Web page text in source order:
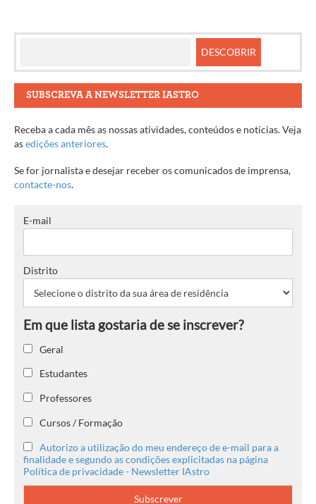
SUBSCREVA A NEWSLETTER IASTRO
Receba a cada mês as nossas atividades, conteúdos e notícias. Veja
asedições anteriores.
Se for jornalista e desejar receber os comunicados de imprensa,
contacte-nos.
E-mail
Distrito
Geral
Estudantes
Professores
Cursos / Formação
Autorizo a utilização do meu endereço de e-mail para a
finalidade e segundo as condições explicitadas na página
Política de privacidade - Newsletter IAstro